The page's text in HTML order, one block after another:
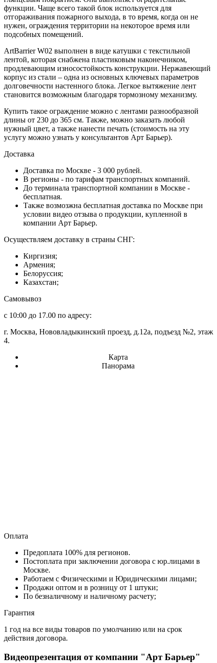
функции. Чаще всего такой блок используется для
отгораживания пожарного выхода, в то время, когда он не
нужен, ограждения территории на некоторое время или
подсобных помещений.
ArtBarrier W02 выполнен в виде катушки с текстильной
лентой, которая снабжена пластиковым наконечником,
продлевающим износостойкость конструкции. Нержавеющий
корпус из стали – одна из основных ключевых параметров
долговечности настенного блока. Легкое вытяжение лент
становится возможным благодаря тормозному механизму.
Купить такое ограждение можно с лентами разнообразной
длины от 230 до 365 см. Также, можно заказать любой
нужный цвет, а также нанести печать (стоимость на эту
услугу можно узнать у консультантов Арт Барьер).
Доставка
Доставка по Москве - 3 000 рублей.
В регионы - по тарифам транспортных компаний.
До терминала транспортной компании в Москве -
бесплатная.
Также возмозжна бесплатная доставка по Москве при
условии видео отзыва о продукции, купленной в
компании Арт Барьер.
Осуществляем доставку в страны СНГ:
Киргизия;
Армения;
Белоруссия;
Казахстан;
Самовывоз
с 10:00 до 17.00 по адресу:
г. Москва, Нововладыкинский проезд, д.12а, подъезд №2, этаж
4.
Карта
Панорама
Оплата
Предоплата 100% для регионов.
Постоплата при заключении договора с юр.лицами в
Москве.
Работаем с Физическими и Юридическими лицами;
Продажи оптом и в розницу от 1 штуки;
По безналичному и наличному расчету;
Гарантия
1 год на все виды товаров по умолчанию или на срок
действия договора.
Видеопрезентация от компании "Арт Барьер"